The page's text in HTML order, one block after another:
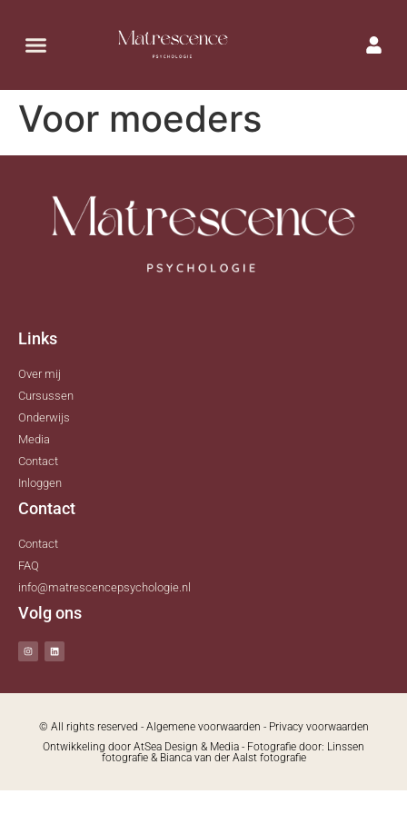
Voor moeders
Links
Over mij
Cursussen
Onderwijs
Media
Contact
Inloggen
Contact
Contact
FAQ
info@matrescencepsychologie.nl
Volg ons
© All rights reserved - Algemene voorwaarden - Privacy voorwaarden
Ontwikkeling door AtSea Design & Media - Fotografie door: Linssen
fotografie& Bianca van der Aalst fotografie